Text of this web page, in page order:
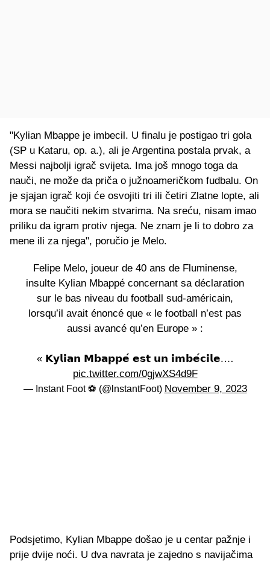
"Kylian Mbappe je imbecil. U finalu je postigao tri gola
(SP u Kataru, op. a.), ali je Argentina postala prvak, a
Messi najbolji igrač svijeta. Ima još mnogo toga da
nauči, ne može da priča o južnoameričkom fudbalu. On
je sjajan igrač koji će osvojiti tri ili četiri Zlatne lopte, ali
mora se naučiti nekim stvarima. Na sreću, nisam imao
priliku da igram protiv njega. Ne znam je li to dobro za
mene ili za njega", poručio je Melo.
Felipe Melo, joueur de 40 ans de Fluminense,
insulte Kylian Mbappé concernant sa déclaration
sur le bas niveau du football sud-américain,
lorsqu’il avait énoncé que « le football n’est pas
aussi avancé qu’en Europe » :
« 𝗞𝘆𝗹𝗶𝗮𝗻 𝗠𝗯𝗮𝗽𝗽𝗲́ 𝗲𝘀𝘁 𝘂𝗻 𝗶𝗺𝗯𝗲́𝗰𝗶𝗹𝗲.…
pic.twitter.com/0gjwXS4d9F
— Instant Foot ⚽️ (@lnstantFoot) November 9, 2023
Podsjetimo, Kylian Mbappe došao je u centar pažnje i
prije dvije noći. U dva navrata je zajedno s navijačima